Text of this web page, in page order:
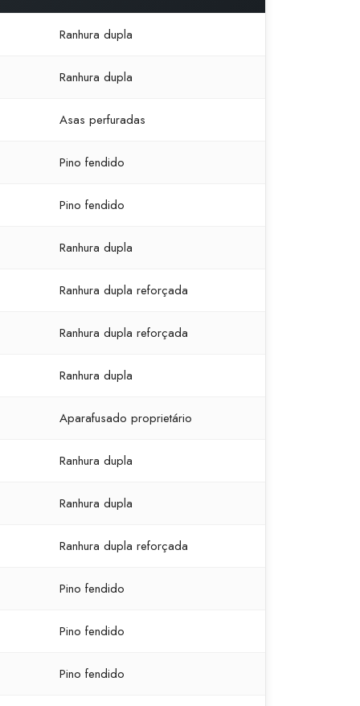
Ranhura dupla
Ranhura dupla
Asas perfuradas
Pino fendido
Pino fendido
Ranhura dupla
Ranhura dupla reforçada
Ranhura dupla reforçada
Ranhura dupla
Aparafusado proprietário
Ranhura dupla
Ranhura dupla
Ranhura dupla reforçada
Pino fendido
Pino fendido
Pino fendido